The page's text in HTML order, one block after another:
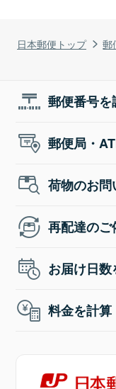
日本郵便トップ 郵
郵便番号を
郵便局・
荷物のお
再配達のご
お届け日数
料金を計算